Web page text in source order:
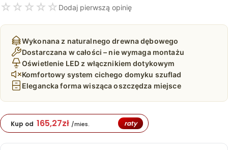
☆ ☆ ☆ ☆ ☆ Dodaj pierwszą opinię
Wykonana z naturalnego drewna dębowego
Dostarczana w całości – nie wymaga montażu
Oświetlenie LED z włącznikiem dotykowym
Komfortowy system cichego domyku szuflad
Elegancka forma wisząca oszczędza miejsce
Kup od 165,27zł /mies. raty